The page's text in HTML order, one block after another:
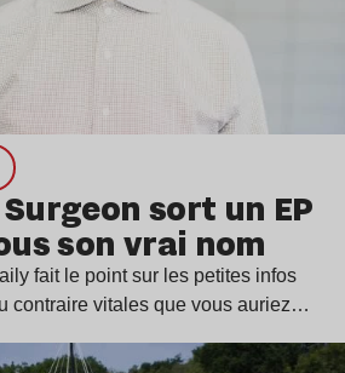
sort un EP
son vrai nom
fait le point sur les petites infos
contraire vitales que vous auriez…